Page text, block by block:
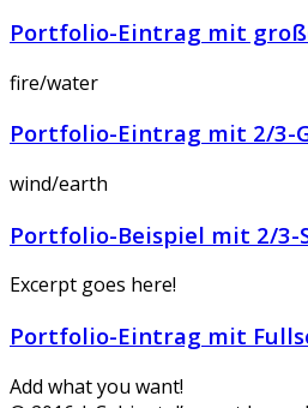
Portfolio-Eintrag mit
fire/water
Portfolio-Eintrag mit 2/3-
wind/earth
Portfolio-Beispiel mit 2/3-
Excerpt goes here!
Portfolio-Eintrag mit
Add what you want!